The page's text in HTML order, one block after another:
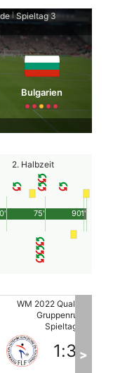
| Spieltag 3
Bulgarien
2. Halbzeit
90'
75' 1'
WM 2022 Quali Europa -
Gruppenrunde
Spieltag 3
8:0 >